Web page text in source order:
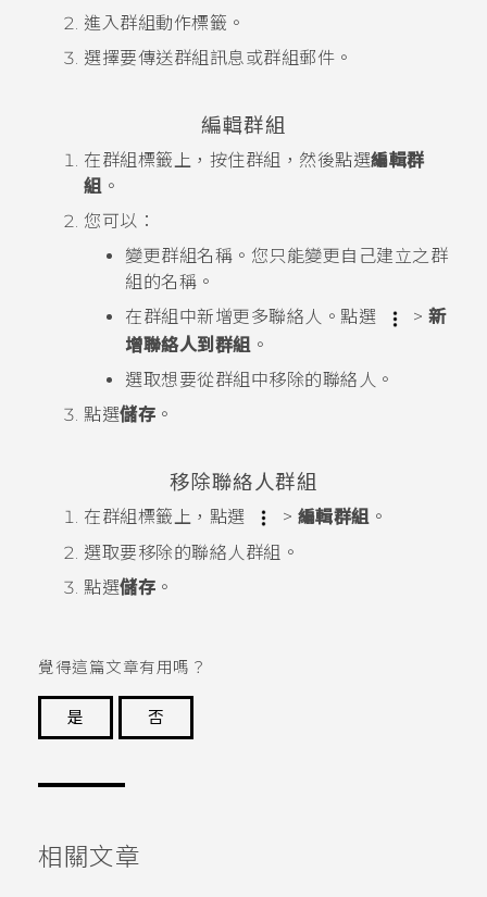
進入群組動作標籤。
選擇要傳送群組訊息或群組郵件。
編輯群組
在群組標籤上，按住群組，然後點選編輯群
組。
您可以：
變更群組名稱。您只能變更自己建立之群
組的名稱。
在群組中新增更多聯絡人。點選
> 新
增聯絡人到群組 。
選取想要從群組中移除的聯絡人。
點選儲存 。
移除聯絡人群組
在群組標籤上，點選 > 編輯群組。
選取要移除的聯絡人群組。
點選儲存 。
覺得這篇文章有用嗎？
是
否
相關文章